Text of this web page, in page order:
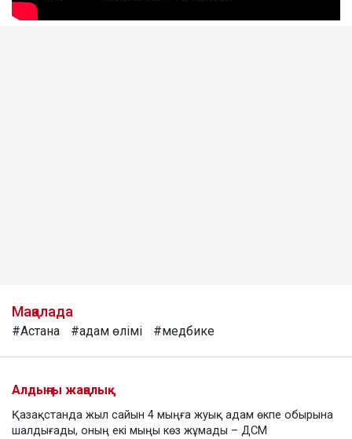
Мақалада
#Астана #адам өлімі #медбике
Алдыңғы жаңалық
Қазақстанда жыл сайын 4 мыңға жуық адам өкпе обырына
шалдығады, оның екі мыңы көз жұмады – ДСМ